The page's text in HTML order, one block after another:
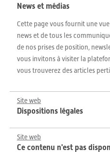
News et médias
Cette page vous fournit une
news et de tous les
de nos prises de position,
vous invitons à visiter la
vous trouverez des articles
Site web
Dispositions légales
Site web
Ce contenu n'est pas